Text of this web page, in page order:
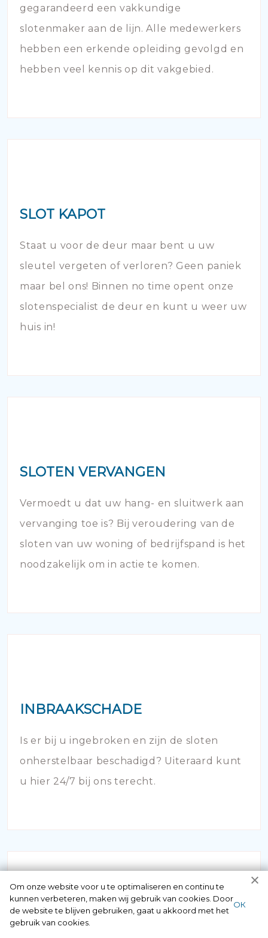
gegarandeerd een vakkundige
slotenmaker aan de lijn. Alle medewerkers
hebben een erkende opleiding gevolgd en
hebben veel kennis op dit vakgebied.
SLOT KAPOT
Staat u voor de deur maar bent u uw
sleutel vergeten of verloren? Geen paniek
maar bel ons! Binnen no time opent onze
slotenspecialist de deur en kunt u weer uw
huis in!
SLOTEN VERVANGEN
Vermoedt u dat uw hang- en sluitwerk aan
vervanging toe is? Bij veroudering van de
sloten van uw woning of bedrijfspand is het
noodzakelijk om in actie te komen.
INBRAAKSCHADE
Is er bij u ingebroken en zijn de sloten
onherstelbaar beschadigd? Uiteraard kunt
u hier 24/7 bij ons terecht.
NOODOPENING AUTO
Om onze website voor u te optimaliseren en continu te
kunnen verbeteren, maken wij gebruik van cookies. Door
de website te blijven gebruiken, gaat u akkoord met het
gebruik van cookies.
ОК